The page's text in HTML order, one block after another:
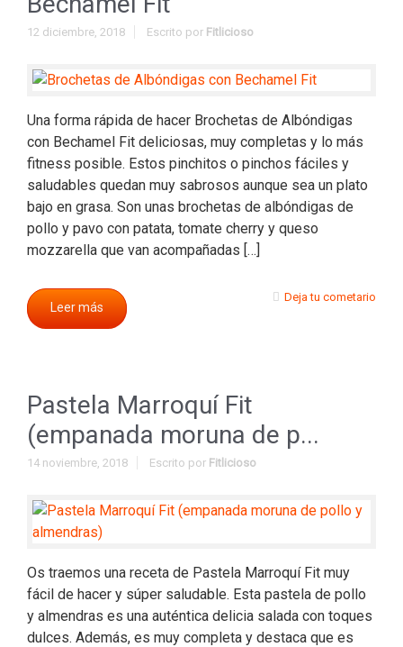
12 diciembre, 2018 Escrito por Fitlicioso
Una forma rápida de hacer Brochetas de Albóndigas
con Bechamel Fit deliciosas, muy completas y lo más
fitness posible. Estos pinchitos o pinchos fáciles y
saludables quedan muy sabrosos aunque sea un plato
bajo en grasa. Son unas brochetas de albóndigas de
pollo y pavo con patata, tomate cherry y queso
mozzarella que van acompañadas […]
Leer más
Deja tu cometario
Pastela Marroquí Fit
(empanada moruna de p...
14 noviembre, 2018 Escrito por Fitlicioso
Os traemos una receta de Pastela Marroquí Fit muy
fácil de hacer y súper saludable. Esta pastela de pollo
y almendras es una auténtica delicia salada con toques
dulces. Además, es muy completa y destaca que es